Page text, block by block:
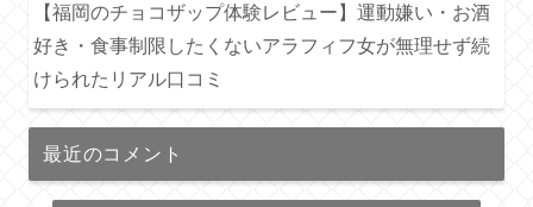
【福岡のチョコザップ体験レビュー】運動嫌い・お酒
好き・食事制限したくないアラフィフ女が無理せず続
けられたリアル口コミ
最近のコメント